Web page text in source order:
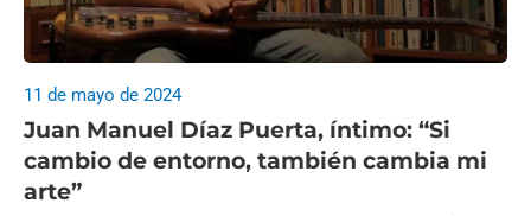
Juan Manuel Díaz Puerta, íntimo: “Si
cambio de entorno, también cambia mi
arte”
11 de mayo de 2024